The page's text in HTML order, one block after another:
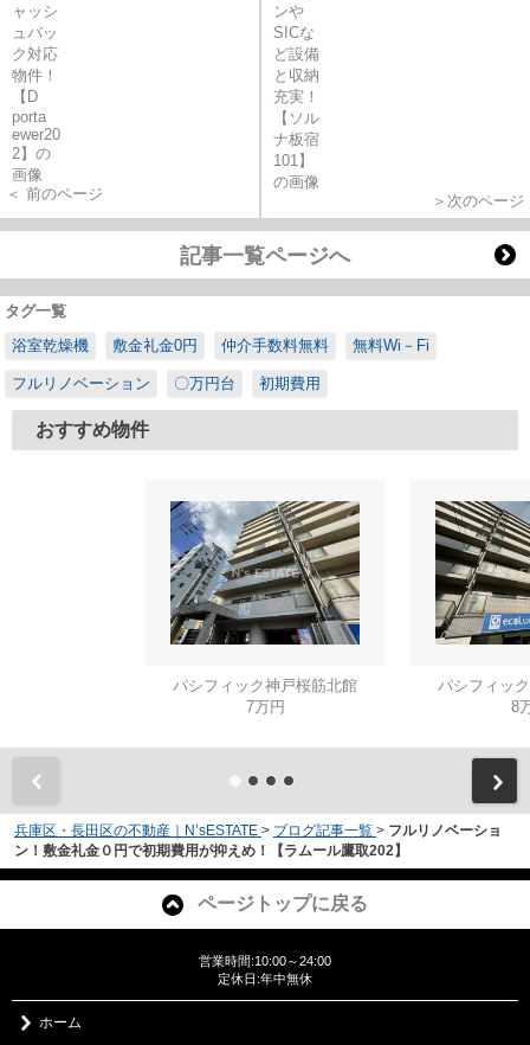
＜ 前のページ ＞次のページ
記事一覧ページへ
タグ一覧
浴室乾燥機
敷金礼金0円 仲介手数料無料 無料Wi－Fi
フルリノベーション 〇万円台 初期費用
おすすめ物件
パシフィック神戸桜筋北館
7万円
パシフィッ
8
兵庫区・長田区の不動産｜N’sESTATE > ブログ記事一覧 > フルリノベーショ
ン！敷金礼金０円で初期費用が抑えめ！【ラムール鷹取202】
ページトップに戻る
営業時間:10:00～24:00
定休日:年中無休
ホーム